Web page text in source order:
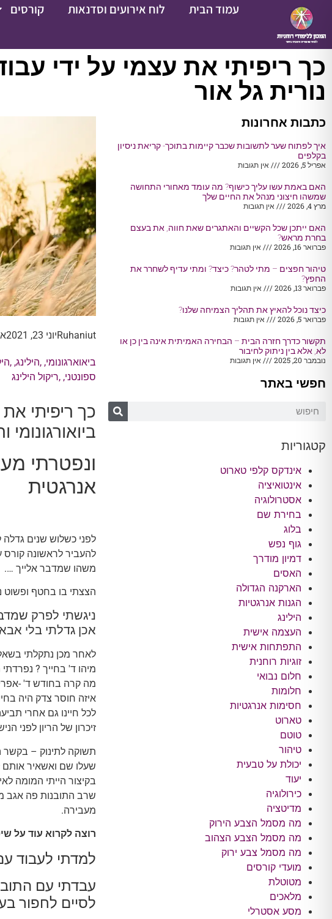
עמוד הבית לוח אירועים וסדנאות קורסים
כך ריפיתי את עצמי על ידי
נורית גל אור
כתבות אחרונות
איך לפתוח שער לתשובות שכבר קיימות בתוכך- קריאת ניסיון
בקלפים
אפריל 5, 2026
אין תגובות
האם באמת עשו עליך כישוף? מה עומד מאחורי התחושה
שמשהו חיצוני מנהל את החיים שלך
מרץ 4, 2026
אין תגובות
האם ייתכן שכל הקשיים והאתגרים שאת חווה, את בעצם
בחרת מראש?
פברואר 16, 2026
אין תגובות
טיהור חפצים – מתי לטהר? כיצד? ומתי עדיף לשחרר את
החפץ?
פברואר 13, 2026
אין תגובות
כיצד נוכל להאיץ את תהליך הצמיחה שלנו?
פברואר 5, 2026
אין תגובות
תקשור כדרך חזרה הבית – הבחירה האמיתית אינה בין כן או
לא, אלא בין ניתוק לחיבור
נובמבר 20, 2025
אין תגובות
חפשי באתר
קטגוריות
אינדקס קלפי טארוט
אינטואיציה
אסטרולוגיה
בחירת שם
בלוג
גוף נפש
דמיון מודרך
האסים
הארקנה הגדולה
הגנות אנרגטיות
הילינג
העצמה אישית
התפתחות אישית
זוגיות רוחנית
חלום נבואי
חלומות
חסימות אנרגטיות
טארוט
טוטם
טיהור
יכולת על טבעית
יעוד
כירולוגיה
מדיטציה
מה מסמל הצבע הירוק
מה מסמל הצבע הצהוב
מה מסמל צבע ירוק
מועדי קורסים
מטוטלת
מלאכים
מסע אסטרלי
Ruhaniutיוני 23, 2021
ביאוארגונומי, ,הילינג, ,
ספונטני, ,ריקול הילינג
ביואורגונומי
ונפטרתי
אנרגטית
לפני כשלוש שנים
להעביר לראשונה קורס
משהו שמדבר אלייך ….
הצצתי בו בחטף ופשוט
ניגשתי לפרק
אכן גדלתי בלי
לאחר מכן נתקלתי
מיהו ד' בחייך ?
מה קרה בחודש ד' -
איזה חוסר צדק היה
לכל חיינו גם אחרי
זיכרון של הריון לפני הנישואין -
תשוקה לתינוק – בקשר
שעלו שם ואשאיר אותם
בקיצור הייתי המומה
שרב התובנות פה אגב
מעבירה.
רוצה לקרוא עוד על
למדתי לעבוד עם
לסיים לחפור